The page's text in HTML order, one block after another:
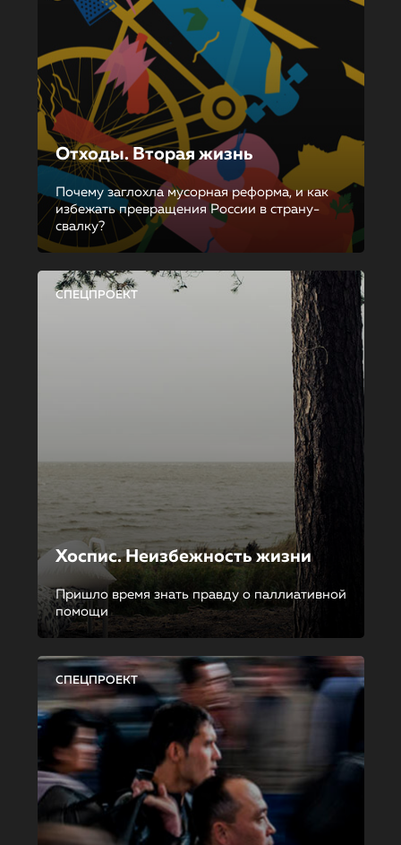
Отходы. Вторая жизнь
Почему заглохла мусорная реформа, и как
избежать превращения России в страну-
свалку?
СПЕЦПРОЕКТ
Хоспис. Неизбежность жизни
Пришло время знать правду о паллиативной
помощи
СПЕЦПРОЕКТ